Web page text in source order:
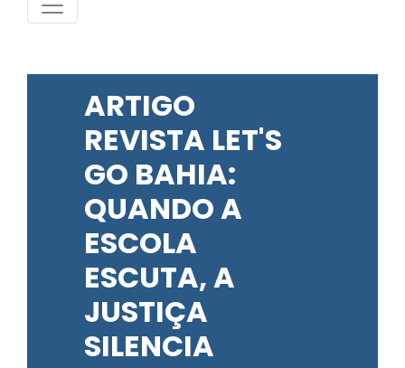
ARTIGO
REVISTA LET'S
GO BAHIA:
QUANDO A
ESCOLA
ESCUTA, A
JUSTIÇA
SILENCIA